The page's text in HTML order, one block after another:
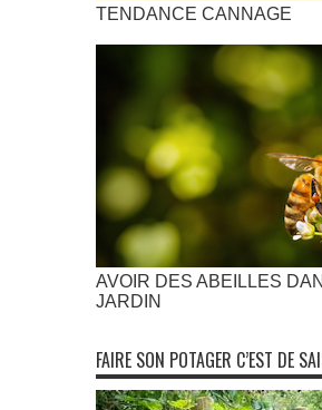
TENDANCE CANNAGE
AVOIR DES ABEILLES
JARDIN
FAIRE SON POTAGER C’EST DE